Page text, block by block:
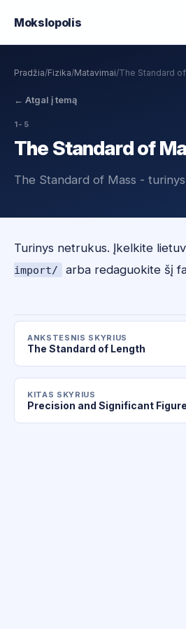
Mokslopolis
Pradžia/Fizika/Matavimai/The Standard
← Atgal į temą
1-5
The Standard of
The Standard of Mass -
Turinys netrukus. Įkelkite
import/
arba redaguokite šį
ANKSTESNIS SKYRIUS
The Standard of Length
KITAS SKYRIUS
Precision and Significant